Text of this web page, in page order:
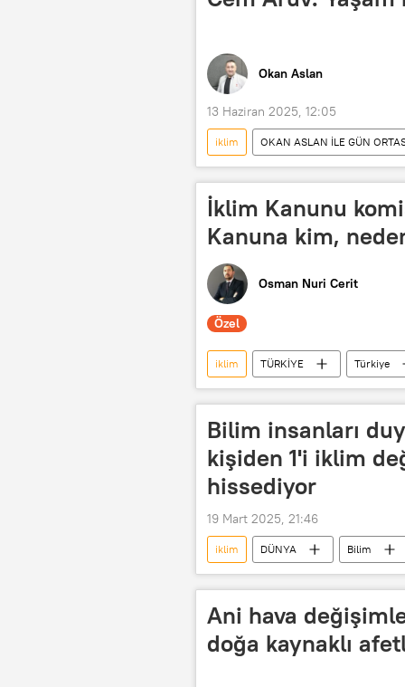
Okan Aslan
13 Haziran 2025, 12:05
iklim OKAN ASLAN İLE GÜN
Radyo
RADYO
İklim Kanunu
Kanuna kim,
Osman Nuri Cerit
Özel
iklim TÜRKİYE Türkiye
CHP
Yeniden Refah Partisi
Bilim insanları
kişiden 1'i iklim
hissediyor
19 Mart 2025, 21:46
iklim DÜNYA Bilim
Sıcaklık
yüksek sıcaklık
Ani hava
doğa kaynaklı